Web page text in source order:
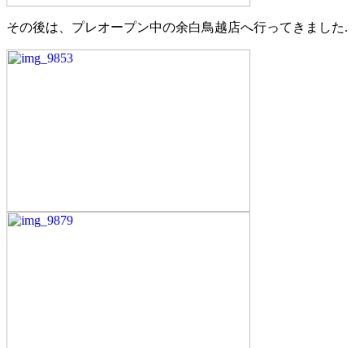
その後は、プレオープン中の余白鳥越店へ行ってきました.